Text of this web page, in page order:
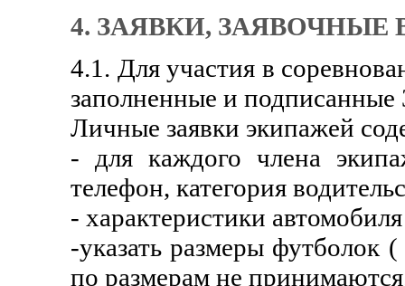
4. ЗАЯВКИ, ЗАЯВОЧНЫЕ
4.1. Для участия в
заполненные и
Личные заявки экипажей
- для каждого члена
телефон, категория
- характеристики
-указать размеры футболок
по размерам не